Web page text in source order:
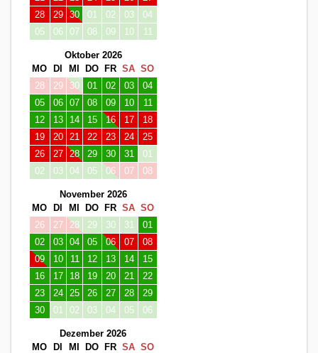
28
29 30 01 02 03
04
05
06 07 08 09 10 11
Oktober 2026
MO
DI MI DO FR SA SO
28
29 30 01 02 03
04
05
06 07 08 09 10
11
12
13 14 15 16 17
18
19
20 21 22 23 24
25
26
27 28 29 30 31
01
02
03 04 05 06 07 08
November 2026
MO
DI MI DO FR SA SO
26
27 28 29 30 31
01
02
03 04 05 06 07
08
09
10 11 12 13 14
15
16
17 18 19 20 21
22
23
24 25 26 27 28
29
30
01 02 03 04 05 06
Dezember 2026
MO
DI MI DO FR SA SO